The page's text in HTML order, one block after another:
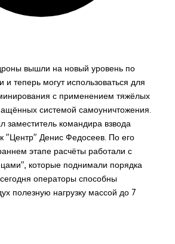
вышли на новый уровень по
и теперь могут использоваться для
с применением тяжёлых
системой самоуничтожения.
заместитель командира взвода
"Центр" Денис Федосеев. По его
этапе расчёты работали с
которые поднимали порядка
операторы способны
полезную нагрузку массой до 7